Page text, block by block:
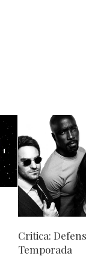
Critica:
Temporada